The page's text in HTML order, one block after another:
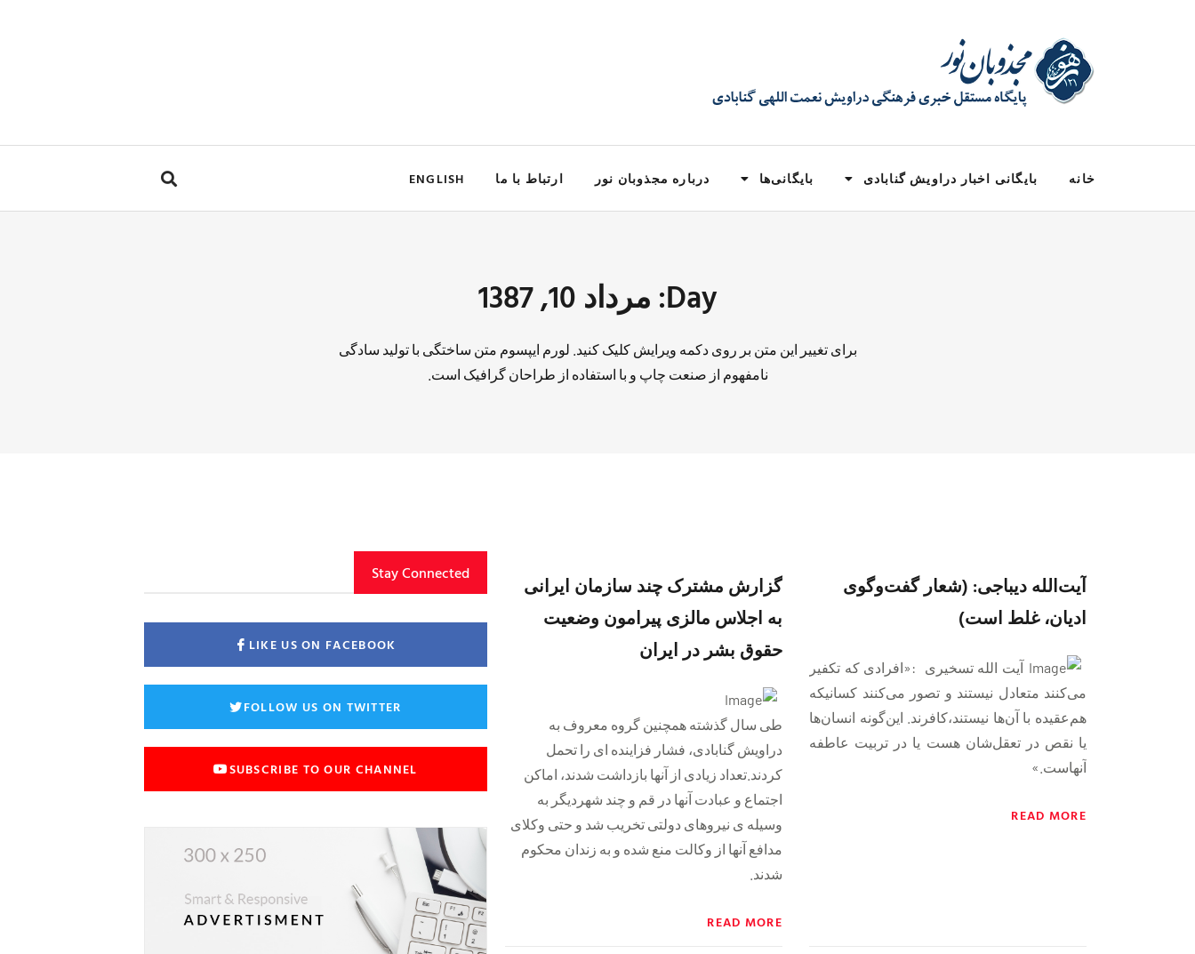
خانه بایگانی اخبار دراویش گنابادی بایگانی‌ها درباره مجذوبان نور ارتباط با ما ENGLISH
Day: مرداد 10, 1387
برای تغییر این متن بر روی دکمه ویرایش کلیک کنید. لورم ایپسوم متن ساختگی با تولید سادگی
نامفهوم از صنعت چاپ و با استفاده از طراحان گرافیک است.
آیت‌الله دیباجی: (شعار گفت‌وگوی
ادیان، غلط است)
آیت الله تسخیری :«افرادی که تکفیر
می‌کنند متعادل نیستند و تصور می‌کنند کسانیکه
هم‌عقیده با آن‌ها نیستند،‌کافرند. این‌گونه انسان‌ها
یا نقص در تعقل‌شان هست یا در تربیت عاطفه‌
آنهاست.»
READ MORE
گزارش مشترک چند سازمان ایرانی
به اجلاس مالزی پیرامون وضعیت
حقوق بشر در ایران
طی سال گذشته همچنين گروه معروف به
دراويش گنابادی، فشار فزاينده ای را تحمل
کردند.تعداد زيادی از آنها بازداشت شدند، اماکن
اجتماع و عبادت آنها در قم و چند شهرديگر به
وسيله ی نيروهای دولتی تخريب شد و حتی وکلای
مدافع آنها از وکالت منع شده و به زندان محکوم
شدند.
READ MORE
Stay Connected
LIKE US ON FACEBOOK
FOLLOW US ON TWITTER
SUBSCRIBE TO OUR CHANNEL